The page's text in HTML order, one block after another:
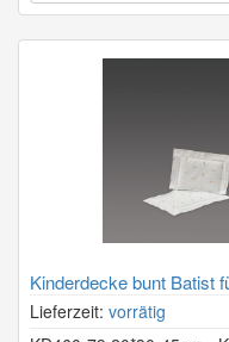
Kinderdecke bunt Batist
Lieferzeit: vorrätig